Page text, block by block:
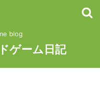
blog
ゲーム日記